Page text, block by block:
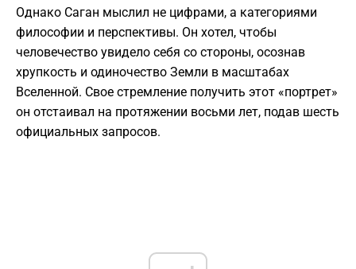
​Однако Саган мыслил не цифрами, а категориями
философии и перспективы. Он хотел, чтобы
человечество увидело себя со стороны, осознав
хрупкость и одиночество Земли в масштабах
Вселенной. Свое стремление получить этот «портрет»
он отстаивал на протяжении восьми лет, подав шесть
официальных запросов.